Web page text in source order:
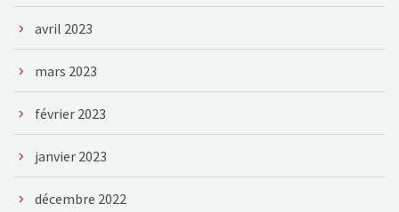
avril 2023
mars 2023
février 2023
janvier 2023
décembre 2022